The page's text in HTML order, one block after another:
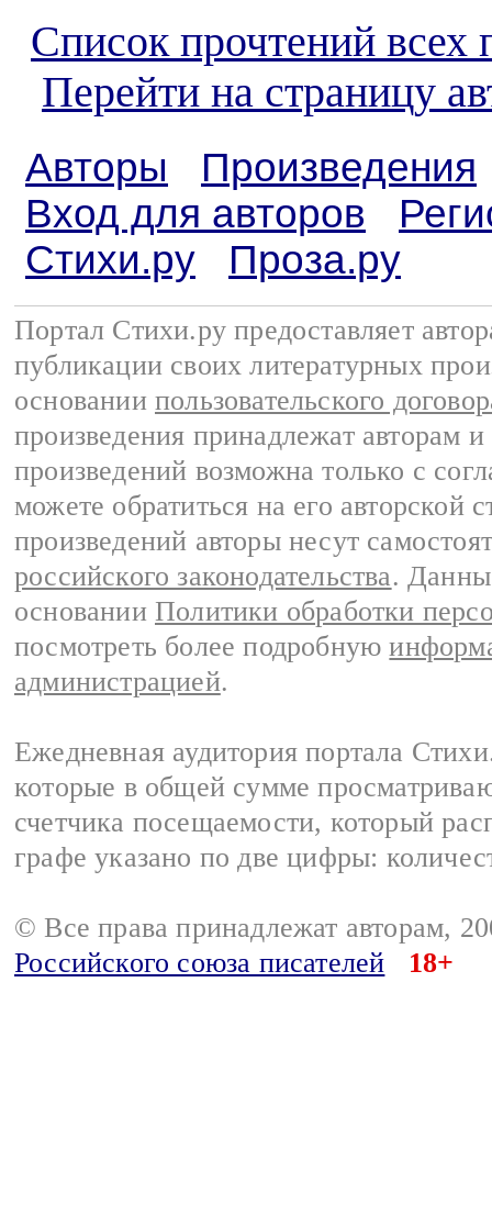
Список прочтений всех
Перейти на страницу
Авторы
Произведения
Вход для авторов
Стихи.ру
Проза.ру
Портал Стихи.ру предоставляет
публикации своих литературных
основании пользовательского
произведения принадлежат авторам
произведений возможна только с
можете обратиться на его авторской
произведений авторы несут
российского законодательства.
основании Политики обработки
посмотреть более подробную
администрацией.
Ежедневная аудитория портала
которые в общей сумме
счетчика посещаемости, который
графе указано по две цифры:
© Все права принадлежат авторам,
Российского союза писателей
18+